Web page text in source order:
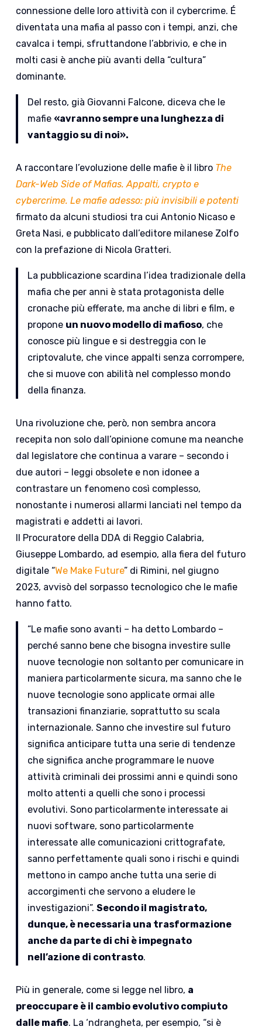
connessione delle loro attività con il cybercrime. É
diventata una mafia al passo con i tempi, anzi, che
cavalca i tempi, sfruttandone l’abbrivio, e che in
molti casi è anche più avanti della “cultura”
dominante.
Del resto, già Giovanni Falcone, diceva che le
mafie «avranno sempre una lunghezza di
vantaggio su di noi».
A raccontare l’evoluzione delle mafie è il libro The
Dark-Web Side of Mafias. Appalti, crypto e
cybercrime. Le mafie adesso: più invisibili e potenti
firmato da alcuni studiosi tra cui Antonio Nicaso e
Greta Nasi, e pubblicato dall’editore milanese Zolfo
con la prefazione di Nicola Gratteri.
La pubblicazione scardina l’idea tradizionale della
mafia che per anni è stata protagonista delle
cronache più efferate, ma anche di libri e film, e
propone un nuovo modello di mafioso, che
conosce più lingue e si destreggia con le
criptovalute, che vince appalti senza corrompere,
che si muove con abilità nel complesso mondo
della finanza.
Una rivoluzione che, però, non sembra ancora
recepita non solo dall’opinione comune ma neanche
dal legislatore che continua a varare – secondo i
due autori – leggi obsolete e non idonee a
contrastare un fenomeno così complesso,
nonostante i numerosi allarmi lanciati nel tempo da
magistrati e addetti ai lavori.
Il Procuratore della DDA di Reggio Calabria,
Giuseppe Lombardo, ad esempio, alla fiera del futuro
digitale “We Make Future” di Rimini, nel giugno
2023, avvisò del sorpasso tecnologico che le mafie
hanno fatto.
“Le mafie sono avanti – ha detto Lombardo –
perché sanno bene che bisogna investire sulle
nuove tecnologie non soltanto per comunicare in
maniera particolarmente sicura, ma sanno che le
nuove tecnologie sono applicate ormai alle
transazioni finanziarie, soprattutto su scala
internazionale. Sanno che investire sul futuro
significa anticipare tutta una serie di tendenze
che significa anche programmare le nuove
attività criminali dei prossimi anni e quindi sono
molto attenti a quelli che sono i processi
evolutivi. Sono particolarmente interessate ai
nuovi software, sono particolarmente
interessate alle comunicazioni crittografate,
sanno perfettamente quali sono i rischi e quindi
mettono in campo anche tutta una serie di
accorgimenti che servono a eludere le
investigazioni”.Secondo il magistrato,
dunque, è necessaria una trasformazione
anche da parte di chi è impegnato
nell’azione di contrasto.
Più in generale, come si legge nel libro, a
preoccupare è il cambio evolutivo compiuto
dalle mafie. La ‘ndrangheta, per esempio, “si è